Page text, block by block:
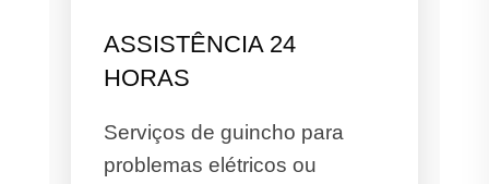
ASSISTÊNCIA 24
HORAS
Serviços de guincho para
problemas elétricos ou